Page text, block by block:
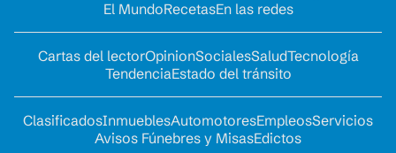
El MundoRecetasEn las redes
Cartas del lectorOpinionSocialesSaludTecnología
TendenciaEstado del tránsito
ClasificadosInmueblesAutomotoresEmpleosServicios
Avisos Fúnebres y MisasEdictos